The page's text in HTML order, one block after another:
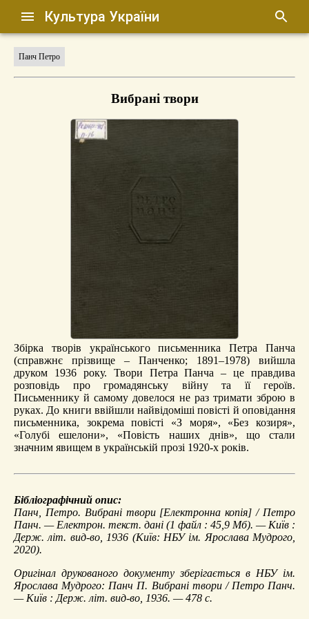
Культура України
Панч Петро
Вибрані твори
Збірка творів українського письменника Петра Панча
(справжнє прізвище – Панченко; 1891–1978) вийшла
друком 1936 року. Твори Петра Панча – це правдива
розповідь про громадянську війну та її героїв.
Письменнику й самому довелося не раз тримати зброю в
руках. До книги ввійшли найвідоміші повісті й оповідання
письменника, зокрема повісті «З моря», «Без козиря»,
«Голубі ешелони», «Повість наших днів», що стали
значним явищем в українській прозі 1920-х років.
Бібліографічний опис:
Панч, Петро. Вибрані твори[Електронна копія] / Петро
Панч. — Електрон. текст. дані (1 файл : 45,9 Мб). — Київ :
Держ. літ. вид-во, 1936 (Київ: НБУ ім. Ярослава Мудрого,
2020).
Оригінал друкованого документу зберігається в НБУ ім.
Ярослава Мудрого: Панч П. Вибрані твори / Петро Панч.
— Київ : Держ. літ. вид-во, 1936. — 478 с.